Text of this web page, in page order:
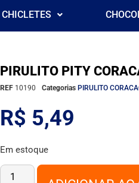
CHICLETES
PIRULITO PITY
REF 10190 Categorias PIRULITO
R$ 5,49
Em estoque